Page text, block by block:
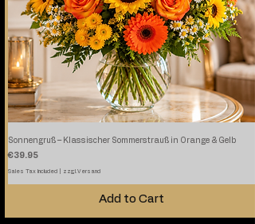
Price
Sonnengruß – Klassischer Sommerstrauß in Orange & Gelb
Price
€39.95
Sales Tax Included zzgl.Versand
Add to Cart